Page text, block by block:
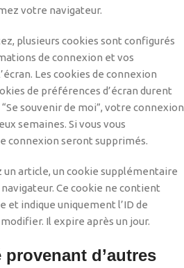
votre navigateur.
plusieurs cookies sont configurés
de connexion et vos
Les cookies de connexion
de préférences d’écran durent
souvenir de moi”, votre connexion
semaines. Si vous vous
connexion seront supprimés.
un article, un cookie supplémentaire
Ce cookie ne contient
et indique uniquement l’ID de
Il expire après un jour.
d’autres